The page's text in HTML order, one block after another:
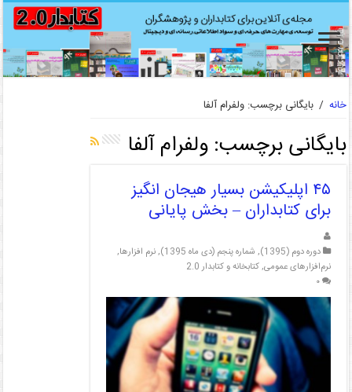
خانه / بایگانی برچسب: ولفرام آلفا
بایگانی برچسب: ولفرام آلفا
۴۵ اپلیکیشن بسیار هیجان انگیز
برای کتابداران – بخش پایانی
دوره دوم (1395) , شماره پنجم (دی ماه 1395) ,نرم افزارها,
نرم‌افزارهای عمومی,کتابخانه و کتابدار 2.0
۰